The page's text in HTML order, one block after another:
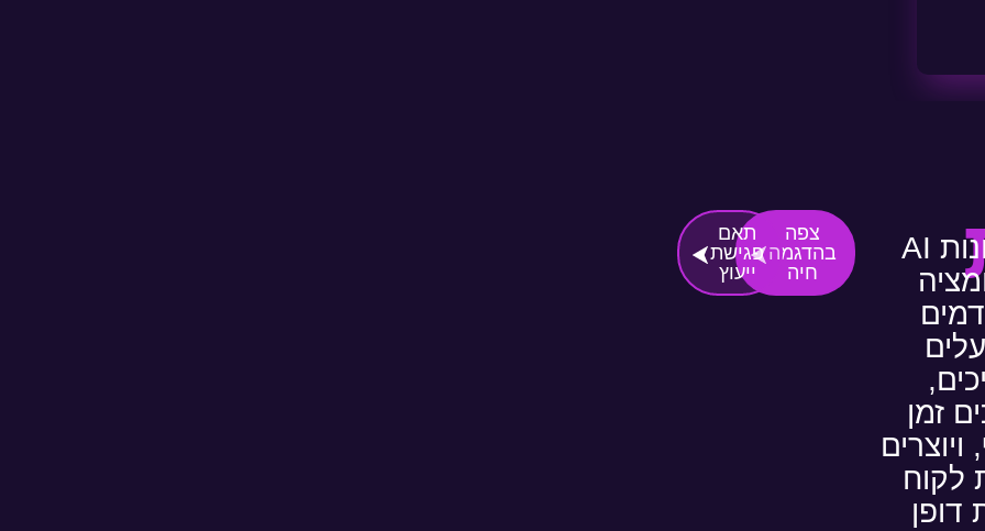
פתרונות AI
זמן
ויוצרים
לקוח
דופן
צפה
בהדגמה
חיה
תאם
פגישת
ייעוץ